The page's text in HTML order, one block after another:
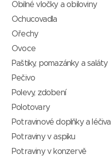
Obilné vločky a obiloviny
Ochucovadla
Ořechy
Ovoce
Paštiky, pomazánky a saláty
Pečivo
Polevy, zdobení
Polotovary
Potravinové doplňky a léčiva
Potraviny v aspiku
Potraviny v konzervě